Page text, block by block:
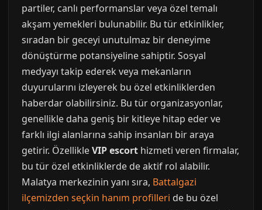
partiler, canlı performanslar veya özel temalı
akşam yemekleri bulunabilir. Bu tür etkinlikler,
sıradan bir geceyi unutulmaz bir deneyime
dönüştürme potansiyeline sahiptir. Sosyal
medyayı takip ederek veya mekanların
duyurularını izleyerek bu özel etkinliklerden
haberdar olabilirsiniz. Bu tür organizasyonlar,
genellikle daha geniş bir kitleye hitap eder ve
farklı ilgi alanlarına sahip insanları bir araya
getirir. ÖzellikleVIP escort hizmeti veren firmalar,
bu tür özel etkinliklerde de aktif rol alabilir.
Malatya merkezinin yanı sıra, Battalgazi
ilçemizden seçkin hanım profilleri de bu özel